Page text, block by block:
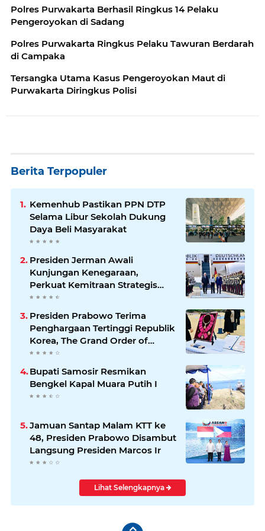
Polres Purwakarta Berhasil Ringkus 14 Pelaku
Pengeroyokan di Sadang
Polres Purwakarta Ringkus Pelaku Tawuran Berdarah
di Campaka
Tersangka Utama Kasus Pengeroyokan Maut di
Purwakarta Diringkus Polisi
Berita Terpopuler
Kemenhub Pastikan PPN DTP
Selama Libur Sekolah Dukung
Daya Beli Masyarakat
Presiden Jerman Awali
Kunjungan Kenegaraan,
Perkuat Kemitraan Strategis
Indonesia–Jerman
Presiden Prabowo Terima
Penghargaan Tertinggi Republik
Korea, The Grand Order of
Mugunghwa
Bupati Samosir Resmikan
Bengkel Kapal Muara Putih I
Jamuan Santap Malam KTT ke
48, Presiden Prabowo Disambut
Langsung Presiden Marcos Ir
Lihat Selengkapnya